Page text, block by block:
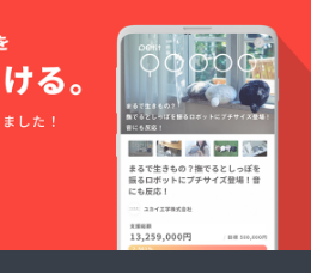
をご連
絡くだ
さい。
詳細は
全て撮
影日程
など含
めDMに
てやり
せて頂
きま
す。